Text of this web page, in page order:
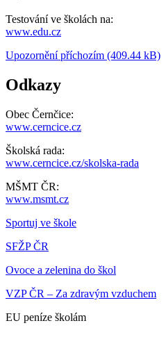
Testování ve školách na:
www.edu.cz
Upozornění příchozím (409.44 kB)
Odkazy
Obec Černčice:
www.cerncice.cz
Školská rada:
www.cerncice.cz/skolska-rada
MŠMT ČR:
www.msmt.cz
Sportuj ve škole
SFŽP ČR
Ovoce a zelenina do škol
VZP ČR – Za zdravým vzduchem
EU peníze školám